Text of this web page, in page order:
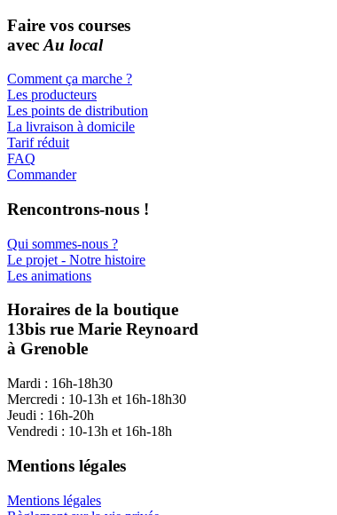
Faire vos courses
avec Au local
Comment ça marche ?
Les producteurs
Les points de distribution
La livraison à domicile
Tarif réduit
FAQ
Commander
Rencontrons-nous !
Qui sommes-nous ?
Le projet - Notre histoire
Les animations
Horaires de la boutique
13bis rue Marie Reynoard
à Grenoble
Mardi : 16h-18h30
Mercredi : 10-13h et 16h-18h30
Jeudi : 16h-20h
Vendredi : 10-13h et 16h-18h
Mentions légales
Mentions légales